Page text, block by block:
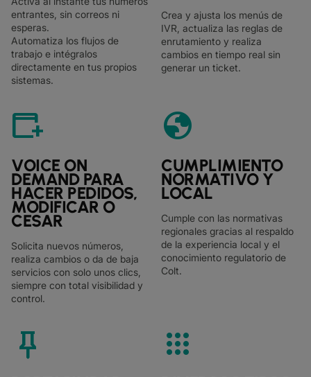
entrantes, sin correos ni
esperas.
Automatiza los flujos de
trabajo e intégralos
directamente en tus propios
sistemas.
Crea y ajusta los menús de
IVR, actualiza las reglas de
enrutamiento y realiza
cambios en tiempo real sin
generar un ticket.
add_ad
VOICE ON
DEMAND PARA
HACER PEDIDOS,
MODIFICAR O
CESAR
Solicita nuevos números,
realiza cambios o da de baja
servicios con solo unos clics,
siempre con total visibilidad y
control.
globe
CUMPLIMIENTO
NORMATIVO Y
LOCAL
Cumple con las normativas
regionales gracias al respaldo
de la experiencia local y el
conocimiento regulatorio de
Colt.
keep apps